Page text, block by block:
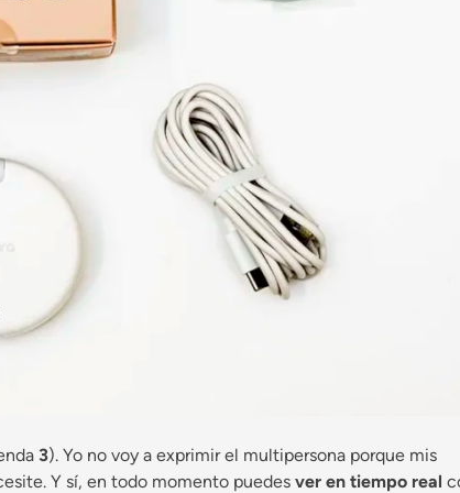
3). Yo no voy a exprimir el multipersona porque mis
Y sí, en todo momento puedes ver en tiempo real